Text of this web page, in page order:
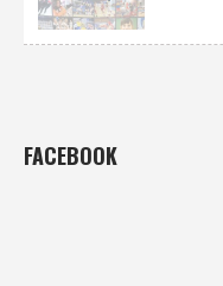
FACEBOOK